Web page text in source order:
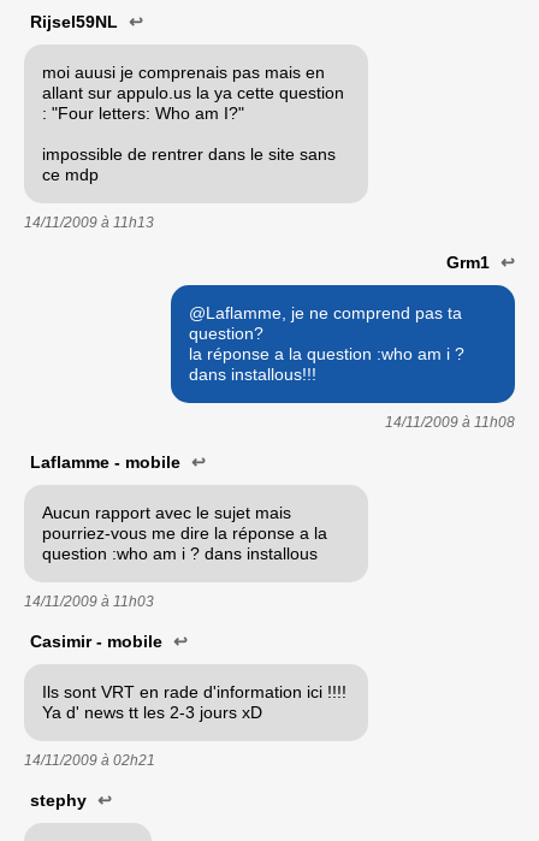
Rijsel59NL ↩
moi auusi je comprenais pas mais en
allant sur appulo.us la ya cette question
: "Four letters: Who am I?"
impossible de rentrer dans le site sans
ce mdp
14/11/2009 à 11h13
Grm1 ↩
@Laflamme, je ne comprend pas ta
question?
la réponse a la question :who am i ?
dans installous!!!
14/11/2009 à 11h08
Laflamme - mobile ↩
Aucun rapport avec le sujet mais
pourriez-vous me dire la réponse a la
question :who am i ? dans installous
14/11/2009 à 11h03
Casimir - mobile ↩
Ils sont VRT en rade d'information ici !!!!
Ya d' news tt les 2-3 jours xD
14/11/2009 à 02h21
stephy ↩